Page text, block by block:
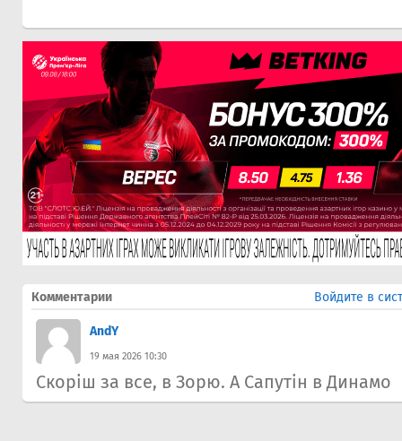
Комментарии Войдите в
AndY
19 мая 2026 10:30
Скоріш за все, в Зорю. А Сапутін в Динамо